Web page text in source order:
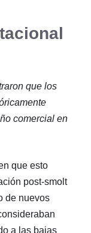
que los
comercial en
que esto
post-smolt
de nuevos
a las bajas